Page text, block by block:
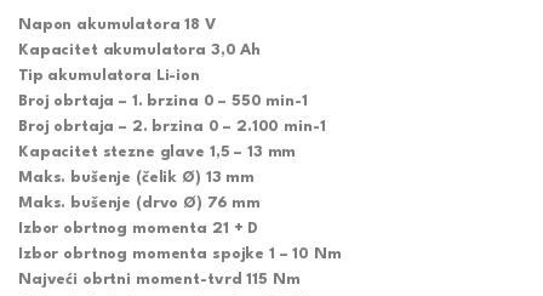
Napon akumulatora 18 V
Kapacitet akumulatora 3,0 Ah
Tip akumulatora Li-ion
Broj obrtaja – 1. brzina 0 – 550 min-1
Broj obrtaja – 2. brzina 0 – 2.100 min-1
Kapacitet stezne glave 1,5 – 13 mm
Maks. bušenje (čelik Ø) 13 mm
Maks. bušenje (drvo Ø) 76 mm
Izbor obrtnog momenta 21 + D
Izbor obrtnog momenta spojke 1 – 10 Nm
Najveći obrtni moment-tvrd 115 Nm